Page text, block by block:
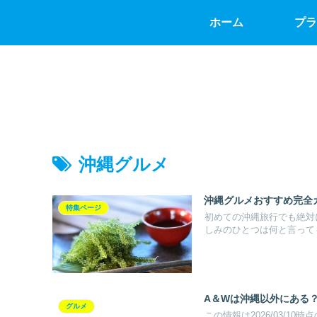
ホーム プ
沖縄グルメ
特集ページ
沖縄グルメおすすめ完全
初めての沖縄旅行でも絶
しみのひとつは何と言って
グルメ
A＆Wは沖縄以外にある